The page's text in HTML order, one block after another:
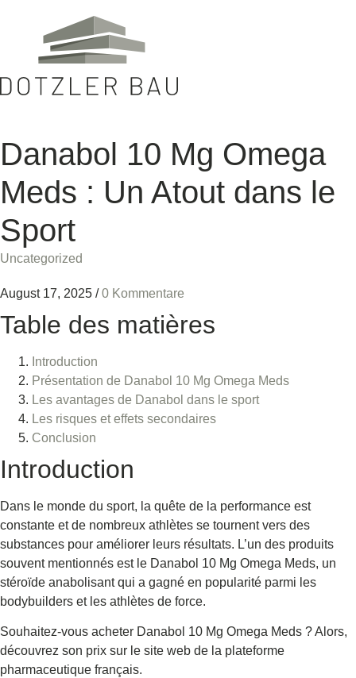
Danabol 10 Mg Omega
Meds : Un Atout dans le
Sport
Uncategorized
August 17, 2025 / 0 Kommentare
Table des matières
Introduction
Présentation de Danabol 10 Mg Omega Meds
Les avantages de Danabol dans le sport
Les risques et effets secondaires
Conclusion
Introduction
Dans le monde du sport, la quête de la performance est
constante et de nombreux athlètes se tournent vers des
substances pour améliorer leurs résultats. L’un des produits
souvent mentionnés est le Danabol 10 Mg Omega Meds, un
stéroïde anabolisant qui a gagné en popularité parmi les
bodybuilders et les athlètes de force.
Souhaitez-vous acheter Danabol 10 Mg Omega Meds ? Alors,
découvrez son prix sur le site web de la plateforme
pharmaceutique français.